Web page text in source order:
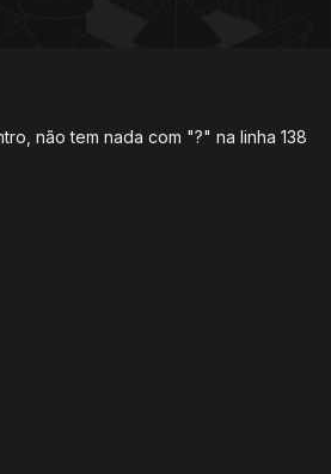
não tem nada com "?" na linha 138